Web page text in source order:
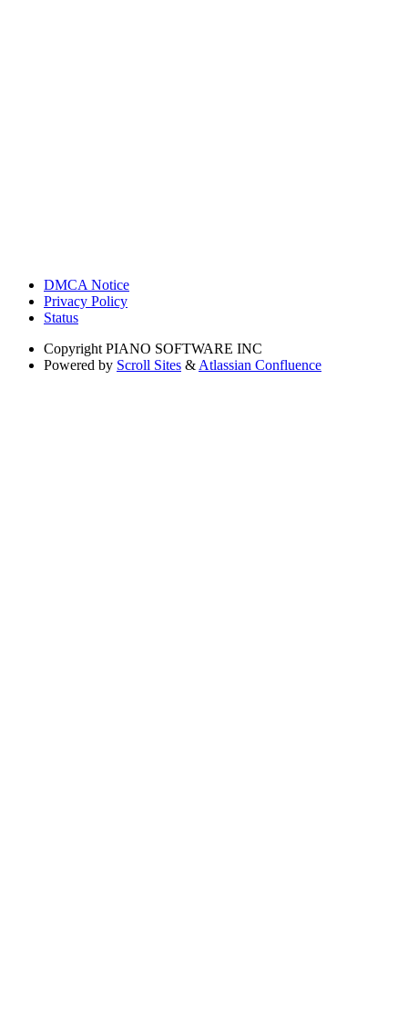
DMCA Notice
Privacy Policy
Status
Copyright PIANO SOFTWARE INC
Powered by Scroll Sites & Atlassian Confluence